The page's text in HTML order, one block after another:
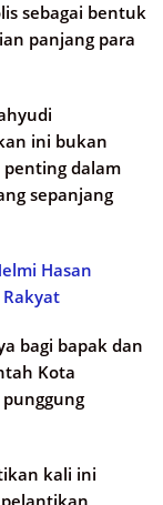
sebagai bentuk
panjang para
ini bukan
dalam
sepanjang
Hasan
bagi bapak dan
Kota
kali ini